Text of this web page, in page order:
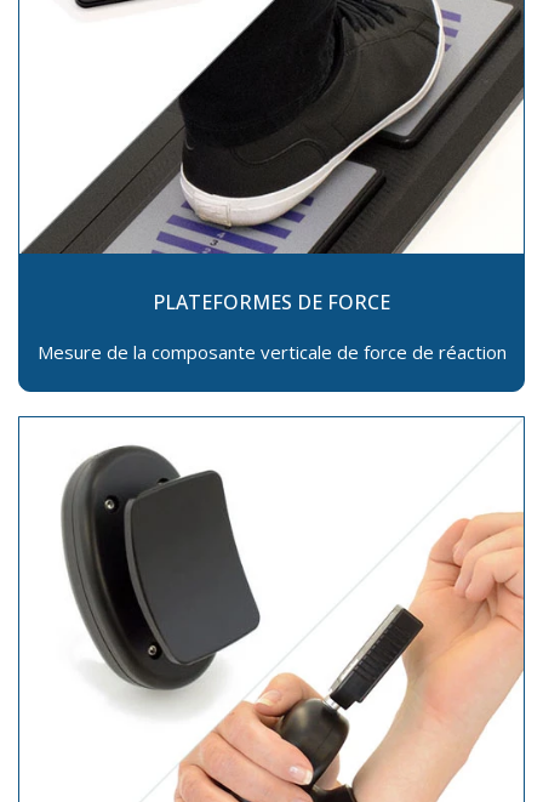
PLATEFORMES DE FORCE
Mesure de la composante verticale de force de réaction